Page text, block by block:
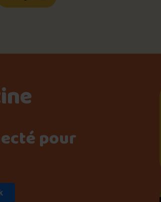
Le
Foire aux
Me
pour